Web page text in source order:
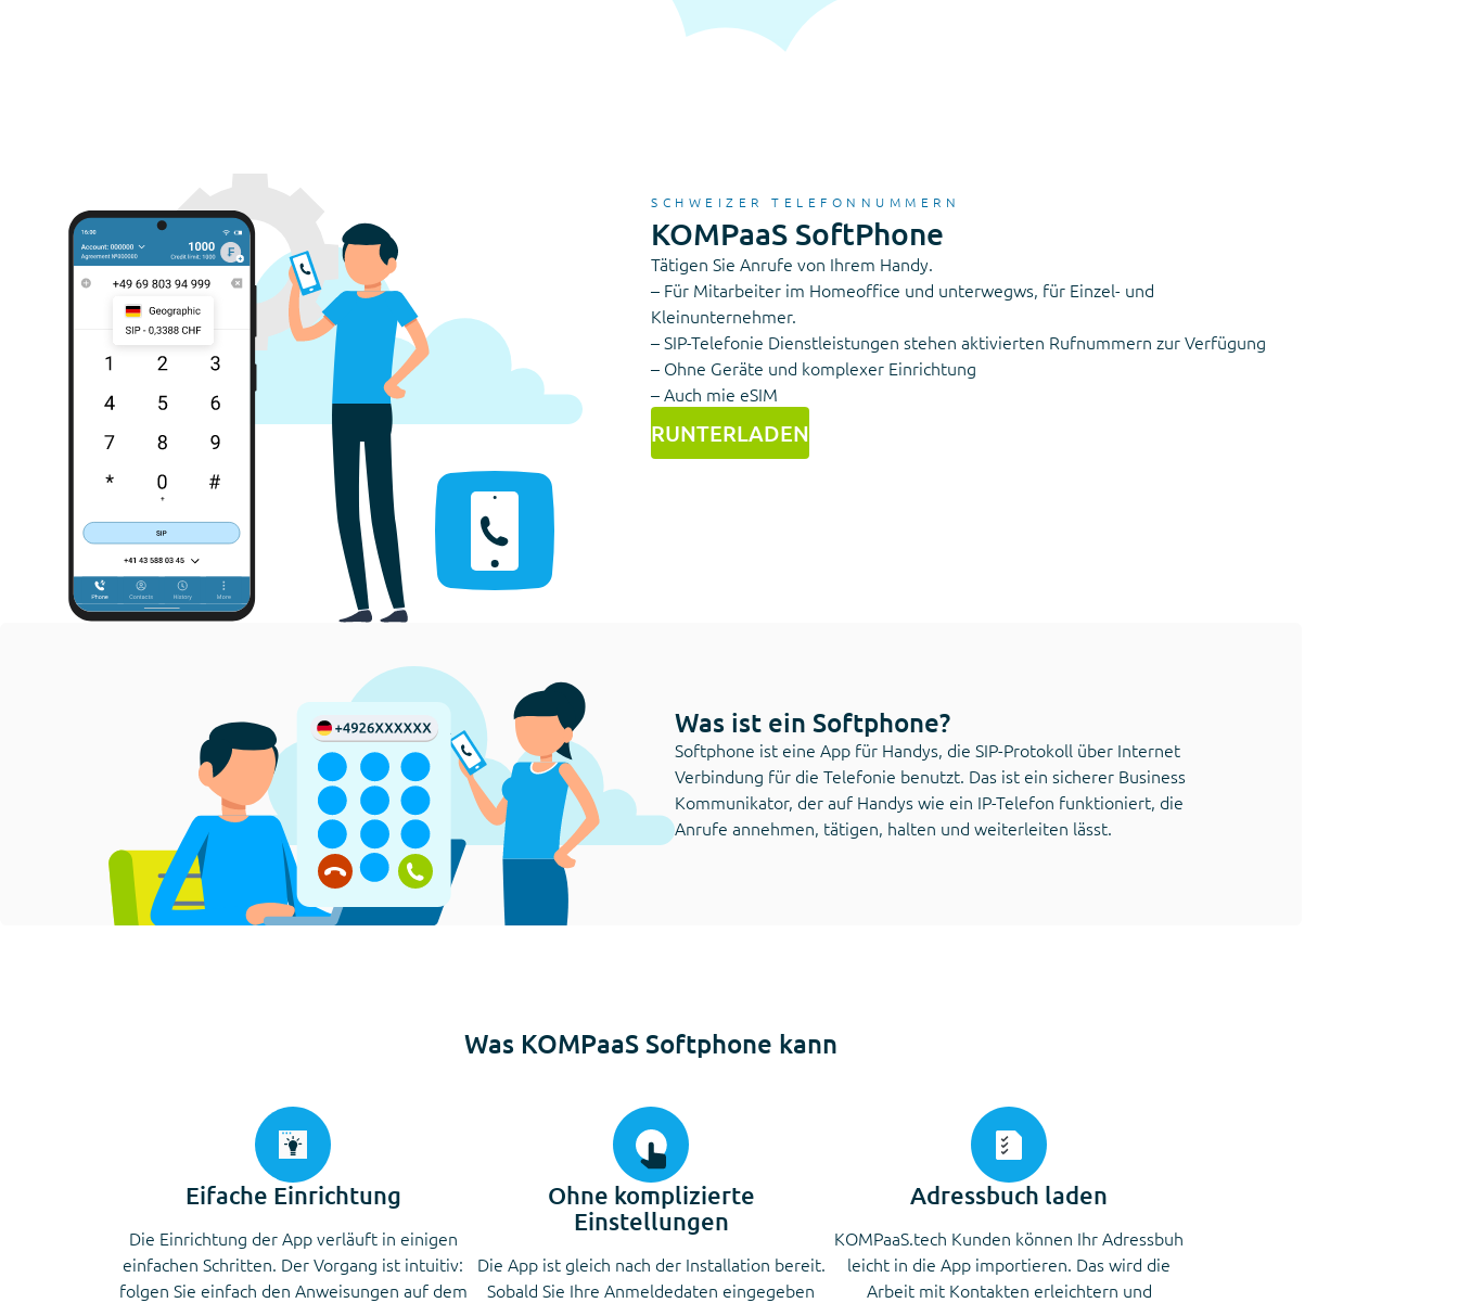
SCHWEIZER TELEFONNUMMERN
KOMPaaS SoftPhone
Tätigen Sie Anrufe von Ihrem Handy.
– Für Mitarbeiter im Homeoffice und unterwegws, für Einzel- und
Kleinunternehmer.
– SIP-Telefonie Dienstleistungen stehen aktivierten Rufnummern zur Verfügung
– Ohne Geräte und komplexer Einrichtung
– Auch mie eSIM
RUNTERLADEN
Was ist ein Softphone?
Softphone ist eine App für Handys, die SIP-Protokoll über Internet
Verbindung für die Telefonie benutzt. Das ist ein sicherer Business
Kommunikator, der auf Handys wie ein IP-Telefon funktioniert, die
Anrufe annehmen, tätigen, halten und weiterleiten lässt.
Was KOMPaaS Softphone kann
Eifache Einrichtung
Die Einrichtung der App verläuft in einigen
einfachen Schritten. Der Vorgang ist intuitiv:
folgen Sie einfach den Anweisungen auf dem
Ohne komplizierte
Einstellungen
Die App ist gleich nach der Installation bereit.
Sobald Sie Ihre Anmeldedaten eingegeben
Adressbuch laden
KOMPaaS.tech Kunden können Ihr Adressbuh
leicht in die App importieren. Das wird die
Arbeit mit Kontakten erleichtern und